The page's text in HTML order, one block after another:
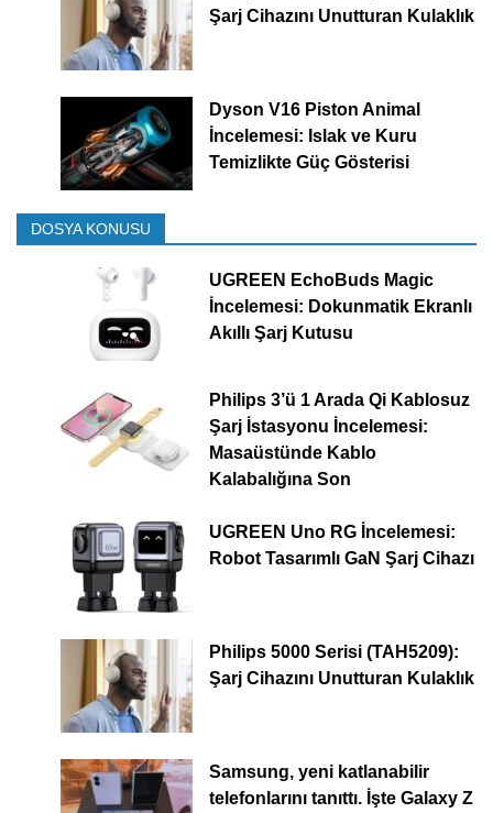
Şarj Cihazını Unutturan Kulaklık
Dyson V16 Piston Animal
İncelemesi: Islak ve Kuru
Temizlikte Güç Gösterisi
DOSYA KONUSU
UGREEN EchoBuds Magic
İncelemesi: Dokunmatik Ekranlı
Akıllı Şarj Kutusu
Philips 3’ü 1 Arada Qi Kablosuz
Şarj İstasyonu İncelemesi:
Masaüstünde Kablo
Kalabalığına Son
UGREEN Uno RG İncelemesi:
Robot Tasarımlı GaN Şarj Cihazı
Philips 5000 Serisi (TAH5209):
Şarj Cihazını Unutturan Kulaklık
Samsung, yeni katlanabilir
telefonlarını tanıttı. İşte Galaxy Z